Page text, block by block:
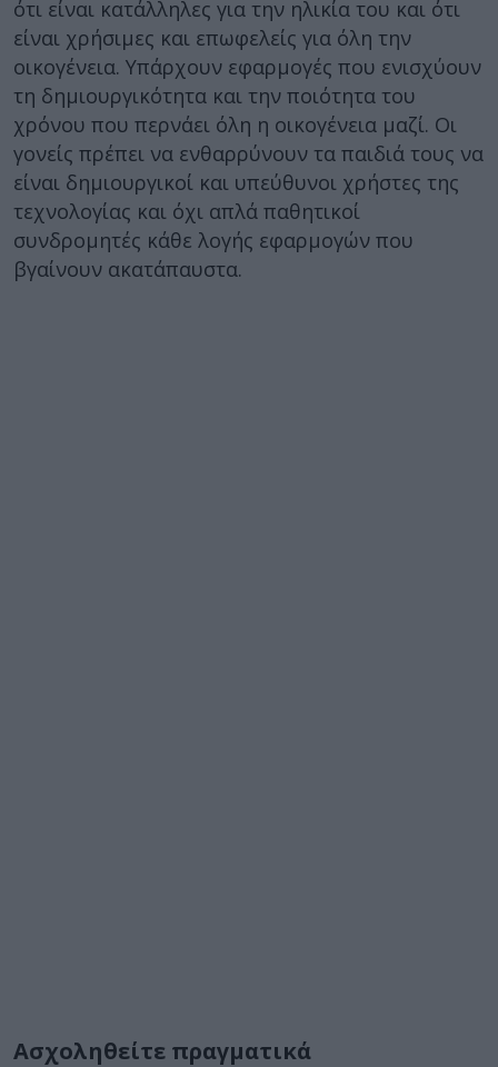
ότι είναι κατάλληλες για την ηλικία του και ότι
είναι χρήσιμες και επωφελείς για όλη την
οικογένεια. Υπάρχουν εφαρμογές που ενισχύουν
τη δημιουργικότητα και την ποιότητα του
χρόνου που περνάει όλη η οικογένεια μαζί. Οι
γονείς πρέπει να ενθαρρύνουν τα παιδιά τους να
είναι δημιουργικοί και υπεύθυνοι χρήστες της
τεχνολογίας και όχι απλά παθητικοί
συνδρομητές κάθε λογής εφαρμογών που
βγαίνουν ακατάπαυστα.
Ασχοληθείτε πραγματικά